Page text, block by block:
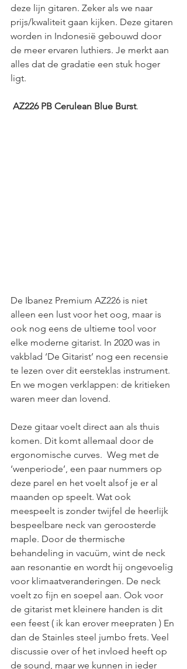
deze lijn gitaren. Zeker als we naar
prijs/kwaliteit gaan kijken. Deze gitaren
worden in Indonesië gebouwd door
de meer ervaren luthiers. Je merkt aan
alles dat de gradatie een stuk hoger
ligt.
AZ226 PB Cerulean Blue Burst.
De Ibanez Premium AZ226 is niet
alleen een lust voor het oog, maar is
ook nog eens de ultieme tool voor
elke moderne gitarist. In 2020 was in
vakblad ‘De Gitarist’ nog een recensie
te lezen over dit eersteklas instrument.
En we mogen verklappen: de kritieken
waren meer dan lovend.
Deze gitaar voelt direct aan als thuis
komen. Dit komt allemaal door de
ergonomische curves.  Weg met de
‘wenperiode’, een paar nummers op
deze parel en het voelt alsof je er al
maanden op speelt. Wat ook
meespeelt is zonder twijfel de heerlijk
bespeelbare neck van geroosterde
maple. Door de thermische
behandeling in vacuüm, wint de neck
aan resonantie en wordt hij ongevoelig
voor klimaatveranderingen. De neck
voelt zo fijn en soepel aan. Ook voor
de gitarist met kleinere handen is dit
een feest ( ik kan erover meepraten ) En
dan de Stainles steel jumbo frets. Veel
discussie over of het invloed heeft op
de sound, maar we kunnen in ieder